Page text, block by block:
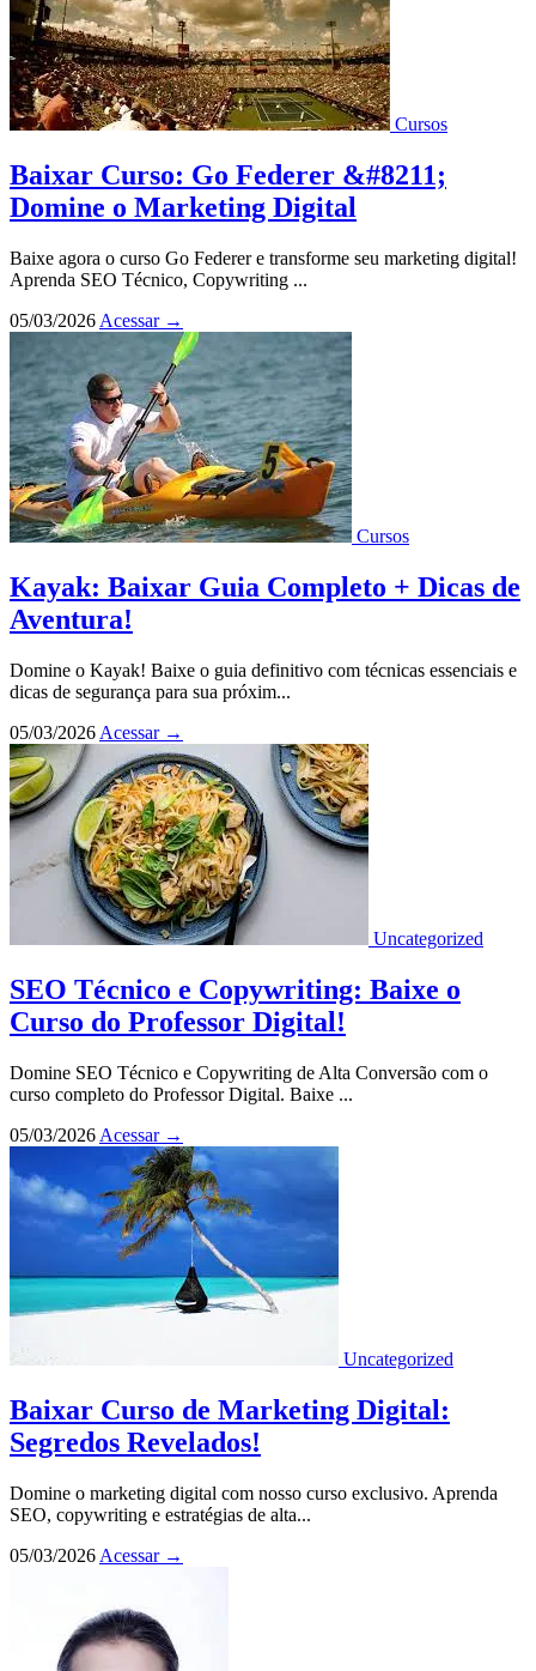
Cursos
Baixar Curso: Go Federer &#8211;
Domine o Marketing Digital
Baixe agora o curso Go Federer e transforme seu marketing digital!
Aprenda SEO Técnico, Copywriting ...
05/03/2026 Acessar →
Cursos
Kayak: Baixar Guia Completo + Dicas de
Aventura!
Domine o Kayak! Baixe o guia definitivo com técnicas essenciais e
dicas de segurança para sua próxim...
05/03/2026 Acessar →
Uncategorized
SEO Técnico e Copywriting: Baixe o
Curso do Professor Digital!
Domine SEO Técnico e Copywriting de Alta Conversão com o
curso completo do Professor Digital. Baixe ...
05/03/2026 Acessar →
Uncategorized
Baixar Curso de Marketing Digital:
Segredos Revelados!
Domine o marketing digital com nosso curso exclusivo. Aprenda
SEO, copywriting e estratégias de alta...
05/03/2026 Acessar →